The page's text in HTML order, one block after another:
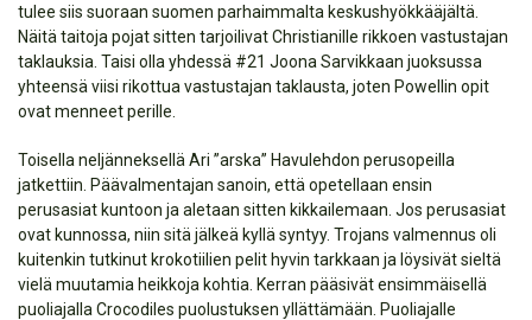
tulee siis suoraan suomen parhaimmalta keskushyökkääjältä.
Näitä taitoja pojat sitten tarjoilivat Christianille rikkoen vastustajan
taklauksia. Taisi olla yhdessä #21 Joona Sarvikkaan juoksussa
yhteensä viisi rikottua vastustajan taklausta, joten Powellin opit
ovat menneet perille.
Toisella neljänneksellä Ari ”arska” Havulehdon perusopeilla
jatkettiin. Päävalmentajan sanoin, että opetellaan ensin
perusasiat kuntoon ja aletaan sitten kikkailemaan. Jos perusasiat
ovat kunnossa, niin sitä jälkeä kyllä syntyy. Trojans valmennus oli
kuitenkin tutkinut krokotiilien pelit hyvin tarkkaan ja löysivät sieltä
vielä muutamia heikkoja kohtia. Kerran pääsivät ensimmäisellä
puoliajalla Crocodiles puolustuksen yllättämään. Puoliajalle